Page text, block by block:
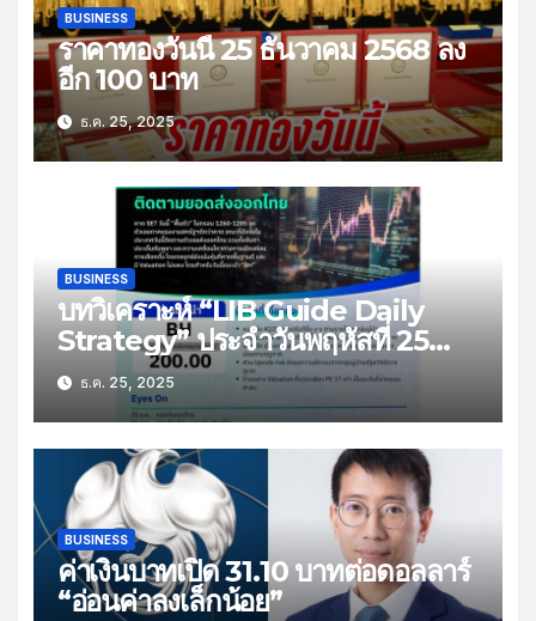
BUSINESS
ราคาทองวันนี้ 25 ธันวาคม 2568 ลง
อีก 100 บาท
ธ.ค. 25, 2025
BUSINESS
บทวิเคราะห์ “LIB Guide Daily
Strategy” ประจำวันพฤหัสที่ 25
ธันวาคม 2568 หัวข้อ “ติดตามยอด
ส่งออกไทย”
ธ.ค. 25, 2025
BUSINESS
ค่าเงินบาทเปิด 31.10 บาทต่อดอลลาร์
“อ่อนค่าลงเล็กน้อย”